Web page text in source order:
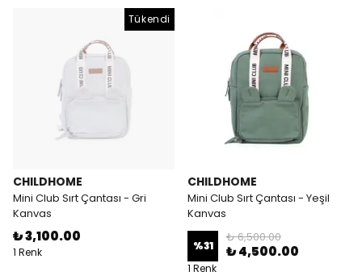
Tükendi
CHILDHOME
Mini Club Sırt Çantası - Gri
Kanvas
₺ 3,100.00
1 Renk
CHILDHOME
Mini Club Sırt Çantası - Yeşil
Kanvas
%31
₺ 6,500.00
₺ 4,500.00
1 Renk